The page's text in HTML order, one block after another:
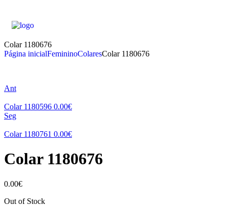
Colar 1180676
Página inicialFemininoColaresColar 1180676
Ant
Colar 1180596 0.00€
Seg
Colar 1180761 0.00€
Colar 1180676
0.00€
Out of Stock